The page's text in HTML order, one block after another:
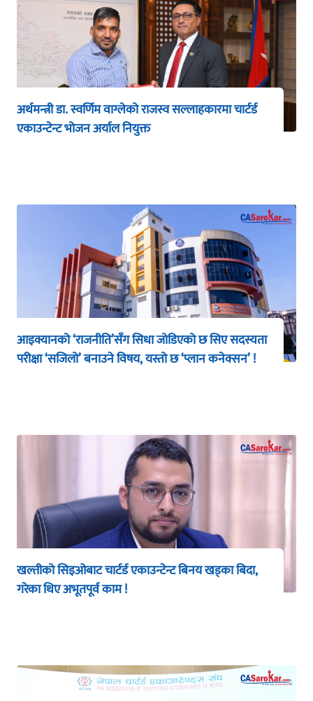
अर्थमन्त्री डा. स्वर्णिम वाग्लेको राजस्व सल्लाहकारमा चार्टर्ड
एकाउन्टेन्ट भोजन अर्याल नियुक्त
आइक्यानको ‘राजनीति’सँग सिधा जोडिएको छ सिए सदस्यता
परीक्षा ‘सजिलो’ बनाउने विषय, यस्तो छ ‘प्लान कनेक्सन’ !
खल्तीको सिइओबाट चार्टर्ड एकाउन्टेन्ट बिनय खड्का बिदा,
गरेका थिए अभूतपूर्व काम !